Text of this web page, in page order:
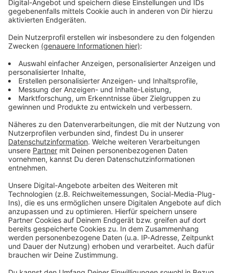
bleiben!
Verpass' nichts mehr - mit unserem kostenlosen
ANTENNE BAYERN Newsletter. Ob Nachrichten,
Lifestyle oder unsere neuesten Aktionen - wir
informieren dich.
Zum Newsletter anmelden
Du möchtest uns etwas sagen?
Studio Hotline
Kontaktformular
Sprachnachricht